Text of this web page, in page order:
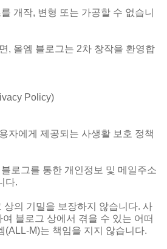
개작, 변형 또는 가공할 수 없습니
, 올엠 블로그는 2차 창작을 환영합
Policy)
자에게 제공되는 사생활 보호 정책
로그를 통한 개인정보 및 메일주소
다.
상의 기밀을 보장하지 않습니다. 사
블로그 상에서 겪을 수 있는 어떠
(ALL-M)는 책임을 지지 않습니다.